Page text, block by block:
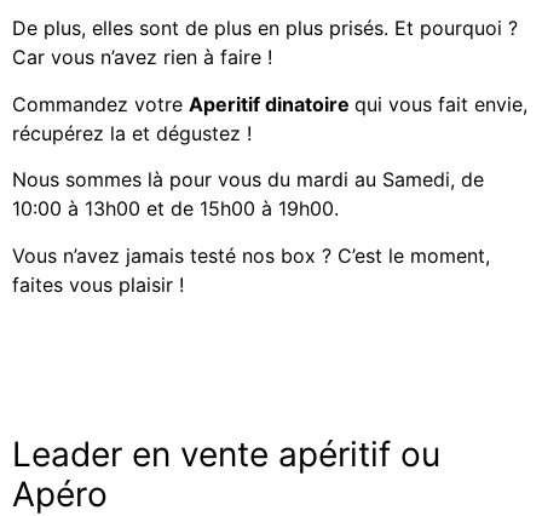
De plus, elles sont de plus en plus prisés. Et pourquoi ?
Car vous n’avez rien à faire !
Commandez votre Aperitif dinatoire qui vous fait envie,
récupérez la et dégustez !
Nous sommes là pour vous du mardi au Samedi, de
10:00 à 13h00 et de 15h00 à 19h00.
Vous n’avez jamais testé nos box ? C’est le moment,
faites vous plaisir !
Leader en vente apéritif ou
Apéro